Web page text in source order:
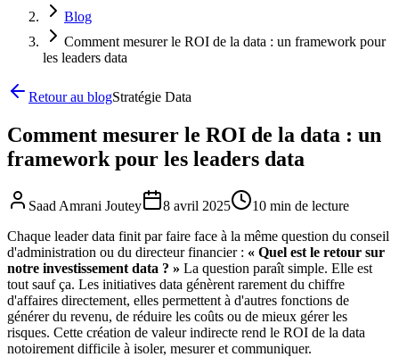
Blog
Comment mesurer le ROI de la data : un framework pour
les leaders data
Retour au blogStratégie Data
Comment mesurer le ROI de la data : un
framework pour les leaders data
Saad Amrani Joutey 8 avril 2025 10 min de lecture
Chaque leader data finit par faire face à la même question du conseil
d'administration ou du directeur financier : « Quel est le retour sur
notre investissement data ? » La question paraît simple. Elle est
tout sauf ça. Les initiatives data génèrent rarement du chiffre
d'affaires directement, elles permettent à d'autres fonctions de
générer du revenu, de réduire les coûts ou de mieux gérer les
risques. Cette création de valeur indirecte rend le ROI de la data
notoirement difficile à isoler, mesurer et communiquer.